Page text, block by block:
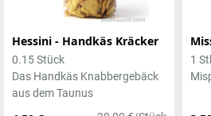
Hessini - Handkäs Kräcker
0.15 Stück
Das Handkäs Knabbergebäck
aus dem Taunus
1